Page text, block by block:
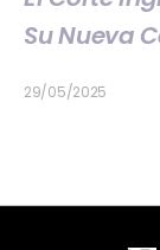
Su Nueva
29/05/2025